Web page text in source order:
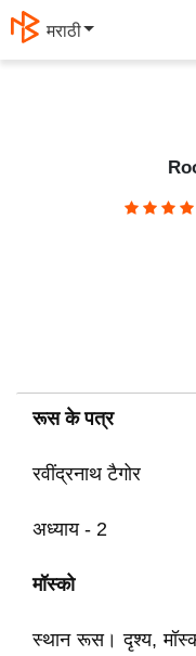
मराठी
रूस के पत्र
रवींद्रनाथ टैगोर
अध्याय - 2
मॉस्को
स्थान रूस। दृश्य,